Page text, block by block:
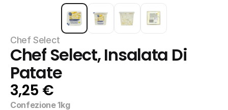
Chef Select
Chef Select, Insalata Di
Patate
3,25 €
Confezione 1kg